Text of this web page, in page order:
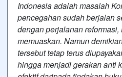
Indonesia adalah masalah
pencegahan sudah berjalan
dengan perjalanan
memuaskan. Namun
tersebut tetap terus
hingga menjadi gerakan anti